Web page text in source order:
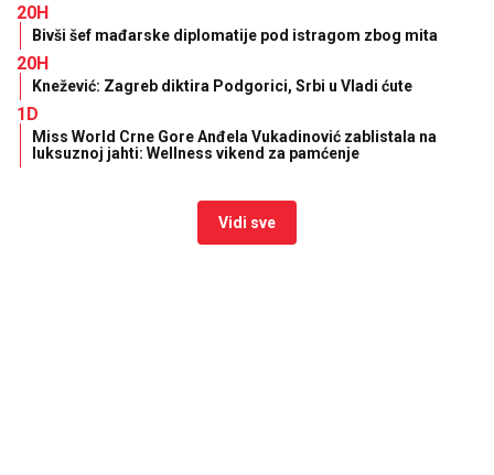
20H
Bivši šef mađarske diplomatije pod istragom zbog mita
20H
Knežević: Zagreb diktira Podgorici, Srbi u Vladi ćute
1D
Miss World Crne Gore Anđela Vukadinović zablistala na
luksuznoj jahti: Wellness vikend za pamćenje
Vidi sve